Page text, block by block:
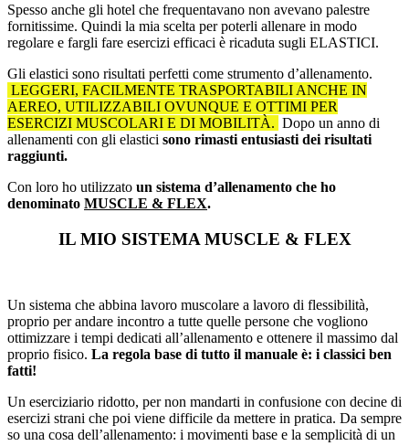
Spesso anche gli hotel che frequentavano non avevano palestre
fornitissime. Quindi la mia scelta per poterli allenare in modo
regolare e fargli fare esercizi efficaci è ricaduta sugli ELASTICI.
Gli elastici sono risultati perfetti come strumento d’allenamento.
LEGGERI, FACILMENTE TRASPORTABILI ANCHE IN
AEREO, UTILIZZABILI OVUNQUE E OTTIMI PER
ESERCIZI MUSCOLARI E DI MOBILITÀ. Dopo un anno di
allenamenti con gli elastici sono rimasti entusiasti dei risultati
raggiunti.
Con loro ho utilizzato un sistema d’allenamento che ho
denominato MUSCLE & FLEX.
IL MIO SISTEMA MUSCLE & FLEX
Un sistema che abbina lavoro muscolare a lavoro di flessibilità,
proprio per andare incontro a tutte quelle persone che vogliono
ottimizzare i tempi dedicati all’allenamento e ottenere il massimo dal
proprio fisico. La regola base di tutto il manuale è: i classici ben
fatti!
Un eserciziario ridotto, per non mandarti in confusione con decine di
esercizi strani che poi viene difficile da mettere in pratica. Da sempre
so una cosa dell’allenamento: i movimenti base e la semplicità di un